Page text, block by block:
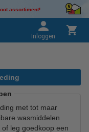
assortiment!
Inloggen
met tot maar
wasmiddelen
leg goedkoop een